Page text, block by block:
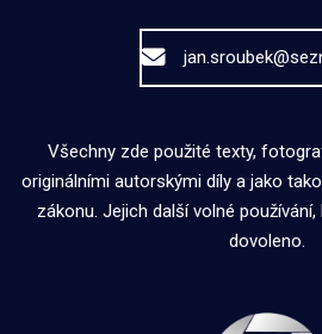
Všechny zde použité texty,
originálními autorskými díly a jako
zákonu. Jejich další volné
dovoleno.